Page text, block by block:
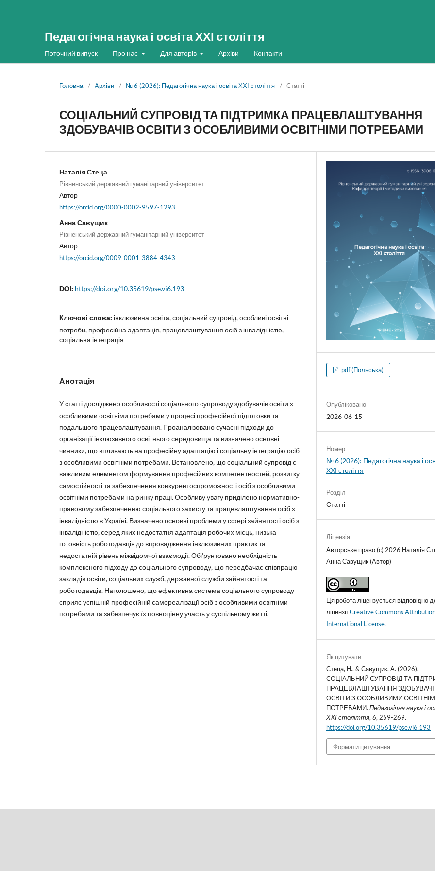
Педагогічна наука і освіта ХХІ століття
Поточний випуск Про нас Для авторів Архіви Контакти
Головна / Архіви / № 6 (2026): Педагогічна наука і освіта ХХІ століття / Статті
СОЦІАЛЬНИЙ СУПРОВІД ТА ПІДТРИМКА ПРАЦЕВЛАШТУВАННЯ
ЗДОБУВАЧІВ ОСВІТИ З ОСОБЛИВИМИ ОСВІТНІМИ ПОТРЕБАМИ
Наталія Стеца
Рівненський державний гуманітарний університет
Автор
https://orcid.org/0000-0002-9597-1293
Анна Савущик
Рівненський державний гуманітарний університет
Автор
https://orcid.org/0009-0001-3884-4343
DOI: https://doi.org/10.35619/pse.vi6.193
Ключові слова: інклюзивна освіта, соціальний супровід, особливі освітні
потреби, професійна адаптація, працевлаштування осіб з інвалідністю,
соціальна інтеграція
Анотація
У статті досліджено особливості соціального супроводу здобувачів освіти з
особливими освітніми потребами у процесі професійної підготовки та
подальшого працевлаштування. Проаналізовано сучасні підходи до
організації інклюзивного освітнього середовища та визначено основні
чинники, що впливають на професійну адаптацію і соціальну інтеграцію осіб
з особливими освітніми потребами. Встановлено, що соціальний супровід є
важливим елементом формування професійних компетентностей, розвитку
самостійності та забезпечення конкурентоспроможності осіб з особливими
освітніми потребами на ринку праці. Особливу увагу приділено нормативно-
правовому забезпеченню соціального захисту та працевлаштування осіб з
інвалідністю в Україні. Визначено основні проблеми у сфері зайнятості осіб з
інвалідністю, серед яких недостатня адаптація робочих місць, низька
готовність роботодавців до впровадження інклюзивних практик та
недостатній рівень міжвідомчої взаємодії. Обґрунтовано необхідність
комплексного підходу до соціального супроводу, що передбачає співпрацю
закладів освіти, соціальних служб, державної служби зайнятості та
роботодавців. Наголошено, що ефективна система соціального супроводу
сприяє успішній професійній самореалізації осіб з особливими освітніми
потребами та забезпечує їх повноцінну участь у суспільному житті.
pdf (Польська)
Опубліковано
2026-06-15
Номер
№ 6 (2026): Педагогічна наука і
ХХІ століття
Розділ
Статті
Ліцензія
Авторське право (c) 2026 Наталія
Анна Савущик (Автор)
Ця робота ліцензується відповідно
ліцензіїCreative Commons
International License.
Як цитувати
Стеца, Н., & Савущик, А. (2026).
СОЦІАЛЬНИЙ СУПРОВІД ТА
ПРАЦЕВЛАШТУВАННЯ
ОСВІТИ З ОСОБЛИВИМИ
ПОТРЕБАМИ.Педагогічна наука і
ХХІ століття,6, 259-269.
https://doi.org/10.35619/pse.vi6.193
Формати цитування